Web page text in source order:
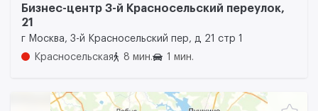
Бизнес-центр 3-й Красносельский переулок,
21
г Москва, 3-й Красносельский пер, д 21 стр 1
Красносельская
8 мин. 1 мин.